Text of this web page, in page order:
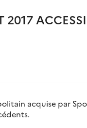
2017
acquise par